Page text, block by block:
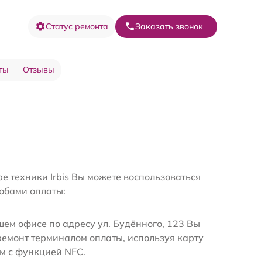
Статус ремонта Заказать звонок
Отзывы
техники Irbis Вы можете воспользоваться
оплаты:
офисе по адресу ул. Будённого, 123 Вы
терминалом оплаты, используя карту
с функцией NFC.